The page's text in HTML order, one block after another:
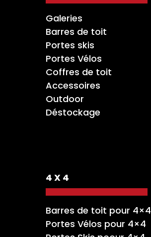
Galeries
Barres de toit
Portes skis
Portes Vélos
Coffres de toit
Accessoires
Outdoor
Déstockage
4 X 4
Barres de toit pour 4×4
Portes Vélos pour 4×4